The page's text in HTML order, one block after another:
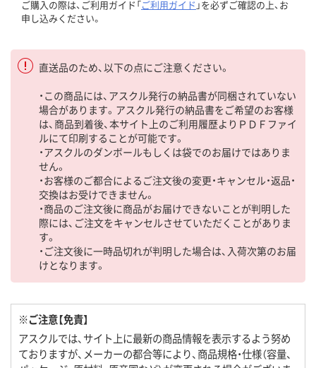
ご購入の際は、ご利用ガイド「ご利用ガイド 」を必ずご確認の上、お
申し込みください。
直送品のため、以下の点にご注意ください。
・この商品には、アスクル発行の納品書が同梱されていない
場合があります。アスクル発行の納品書をご希望のお客様
は、商品到着後、本サイト上のご利用履歴よりＰＤＦファイ
ルにて印刷することが可能です。
・アスクルのダンボールもしくは袋でのお届けではありま
せん。
・お客様のご都合によるご注文後の変更・キャンセル・返品・
交換はお受けできません。
・商品のご注文後に商品がお届けできないことが判明した
際には、ご注文をキャンセルさせていただくことがありま
す。
・ご注文後に一時品切れが判明した場合は、入荷次第のお届
けとなります。
※ご注意【免責】
アスクルでは、サイト上に最新の商品情報を表示するよう努め
ておりますが、メーカーの都合等により、商品規格・仕様（容量、